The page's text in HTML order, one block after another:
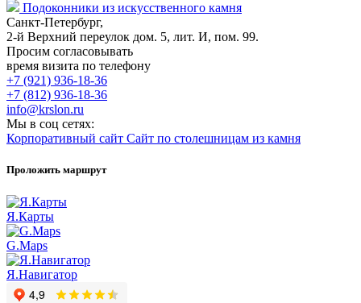
Подоконники из искусственного камня
Санкт-Петербург,
2-й Верхний переулок дом. 5, лит. И, пом. 99.
Просим согласовывать
время визита по телефону
+7 (921) 936-18-36
+7 (812) 936-18-36
info@krslon.ru
Мы в соц сетях:
Корпоративный сайт Сайт по столешницам из камня
Проложить маршрут
Я.Карты
G.Maps
Я.Навигатор